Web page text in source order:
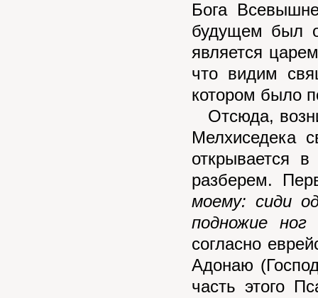
Бога
будущем был
является
что видим
котором было
Отсюда,
Мелхиседека
открывается
разберем.
моему: сиди
подножие ног
согласно
Адонаю
часть этого